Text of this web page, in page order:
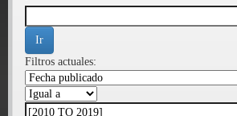
Filtros actuales: